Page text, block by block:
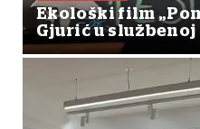
Ekološki film
Gjurić u